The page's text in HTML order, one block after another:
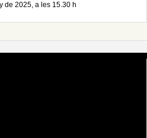
de 2025, a les 15.30 h